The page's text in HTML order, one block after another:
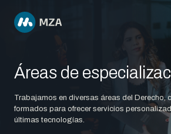
Áreas de
Trabajamos en diversas áreas del Derecho,
formados para ofrecer servicios
últimas tecnologías.